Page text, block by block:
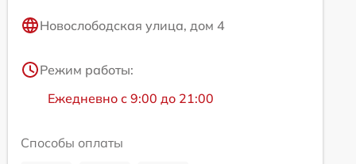
Новослободская улица, дом 4
Режим работы:
Ежедневно с 9:00 до 21:00
Способы оплаты